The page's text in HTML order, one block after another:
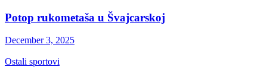
Potop rukometaša u Švajcarskoj
December 3, 2025
Ostali sportovi